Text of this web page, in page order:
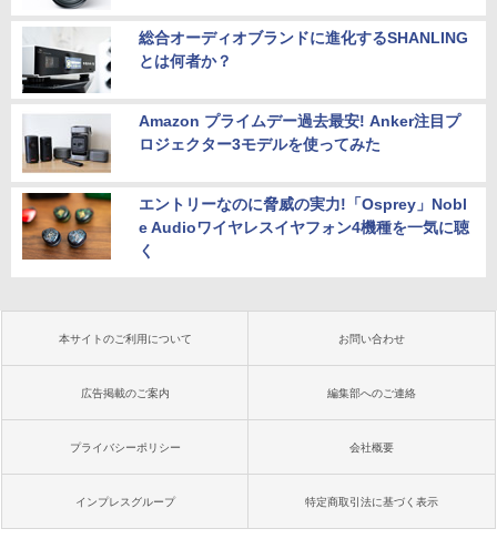
総合オーディオブランドに進化するSHANLING
とは何者か？
Amazon プライムデー過去最安! Anker注目プ
ロジェクター3モデルを使ってみた
エントリーなのに脅威の実力!「Osprey」Nobl
e Audioワイヤレスイヤフォン4機種を一気に聴
く
本サイトのご利用について お問い合わせ
広告掲載のご案内 編集部へのご連絡
プライバシーポリシー 会社概要
インプレスグループ 特定商取引法に基づく表示